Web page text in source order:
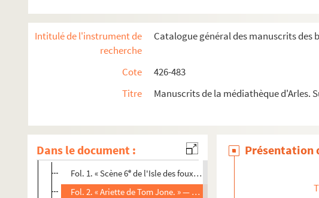
Intitulé de l'instrument de
recherche
Catalogue général des manuscrits des
Cote
426-483
Titre
Manuscrits de la médiathèque d'Arles.
Dans le document :
426. Le Coran, manuscrit arabe
427. Traité des sommités de vérités philosophiques, par le cadi Abou-Abd-
428. Traité de la fleur des vérités, par l'iman Mahmoud, fils d'Ahmed.
429. « Rubrique, par ordre alphabétique, de différents actes passés devant
431. « Papiers et musique de Jean-Baptiste Vallière, organiste de Saint-
1er cahier. [Titre absent ou non renseigné]
Fol. 1. « Scène 6e de l'Isle des foux. Folette entre en chantant et en
Fol. 2. « Ariette de Tom Jone. » — « Chanson du sorcier. » —
Présentation